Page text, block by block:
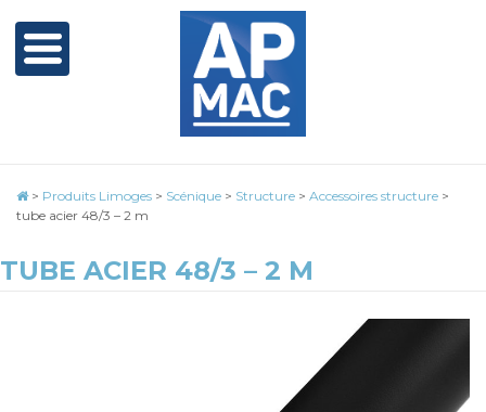
> Produits Limoges > Scénique > Structure > Accessoires structure >
tube acier 48/3 – 2 m
TUBE ACIER 48/3 – 2 M